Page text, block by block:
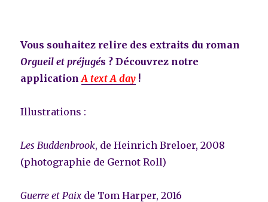
Vous souhaitez relire des extraits du roman
Orgueil et préjugés ? Découvrez notre
applicationA text A day !
Illustrations :
Les Buddenbrook, de Heinrich Breloer, 2008
(photographie de Gernot Roll)
Guerre et Paix de Tom Harper, 2016